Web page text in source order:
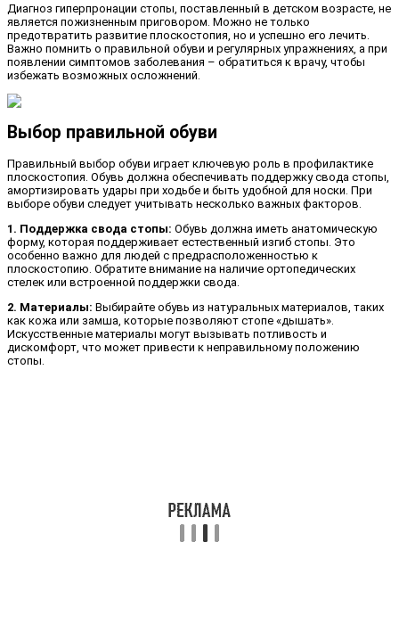
Диагноз гиперпронации стопы, поставленный в детском возрасте, не
является пожизненным приговором. Можно не только
предотвратить развитие плоскостопия, но и успешно его лечить.
Важно помнить о правильной обуви и регулярных упражнениях, а при
появлении симптомов заболевания – обратиться к врачу, чтобы
избежать возможных осложнений.
Выбор правильной обуви
Правильный выбор обуви играет ключевую роль в профилактике
плоскостопия. Обувь должна обеспечивать поддержку свода стопы,
амортизировать удары при ходьбе и быть удобной для носки. При
выборе обуви следует учитывать несколько важных факторов.
1. Поддержка свода стопы: Обувь должна иметь анатомическую
форму, которая поддерживает естественный изгиб стопы. Это
особенно важно для людей с предрасположенностью к
плоскостопию. Обратите внимание на наличие ортопедических
стелек или встроенной поддержки свода.
2. Материалы: Выбирайте обувь из натуральных материалов, таких
как кожа или замша, которые позволяют стопе «дышать».
Искусственные материалы могут вызывать потливость и
дискомфорт, что может привести к неправильному положению
стопы.